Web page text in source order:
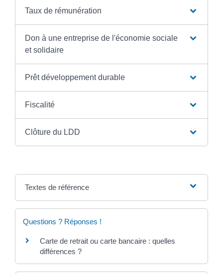
Taux de rémunération
Don à une entreprise de l'économie sociale
et solidaire
Prêt développement durable
Fiscalité
Clôture du LDD
Textes de référence
Questions ? Réponses !
Carte de retrait ou carte bancaire : quelles
différences ?